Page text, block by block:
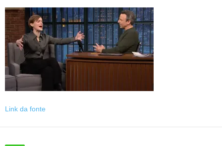
Link da fonte